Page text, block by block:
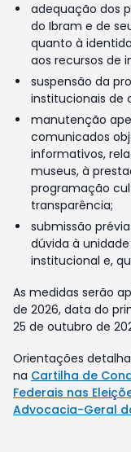
adequação dos
do Ibram e de
quanto à
aos recursos de
suspensão da
institucionais de
manutenção
comunicados
informativos,
museus, à
programação
transparência;
submissão
dúvida à
institucional e,
As medidas serão
de 2026, data do
25 de outubro de
Orientações
na Cartilha de
Federais nas
Advocacia-Geral